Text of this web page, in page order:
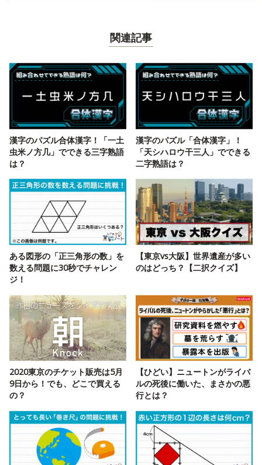
関連記事
漢字のパズル合体漢字！「一土
虫米ノ方几」でできる三字熟語
は？
漢字のパズル「合体漢字」！
「天シハロウ干三人」でできる
二字熟語は？
ある図形の「正三角形の数」を
数える問題に30秒でチャレン
ジ！
【東京vs大阪】世界遺産が多い
のはどっち？【二択クイズ】
2020東京のチケット販売は5月
9日から！でも、どこで買える
の？
【ひどい】ニュートンがライバ
ルの死後に働いた、まさかの悪
行とは？